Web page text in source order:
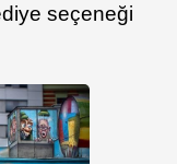
seçeneği